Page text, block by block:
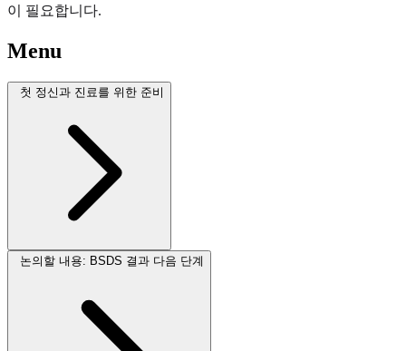
이 필요합니다.
Menu
첫 정신과 진료를 위한 준비
논의할 내용: BSDS 결과 다음 단계